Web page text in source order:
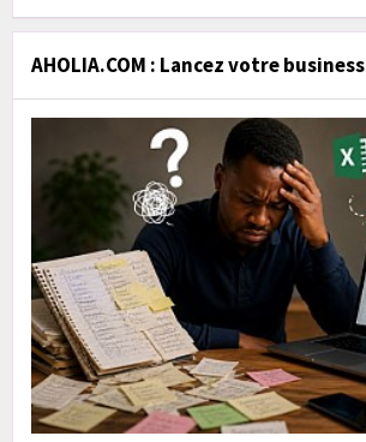
AHOLIA.COM : Lancez votre business